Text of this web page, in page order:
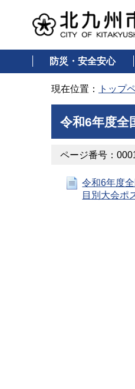
防災・安全安心
現在位置： トップ
令和6年度全
ページ番号：
令和6年度
目別大会ポ